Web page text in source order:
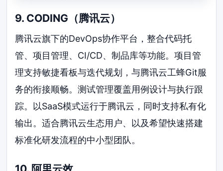
9. CODING（腾讯云）
腾讯云旗下的DevOps协作平台，整合代码托
管、项目管理、CI/CD、制品库等功能。项目管
理支持敏捷看板与迭代规划，与腾讯云工蜂Git服
务的衔接顺畅。测试管理覆盖用例设计与执行跟
踪。以SaaS模式运行于腾讯云，同时支持私有化
输出。适合腾讯云生态用户、以及希望快速搭建
标准化研发流程的中小型团队。